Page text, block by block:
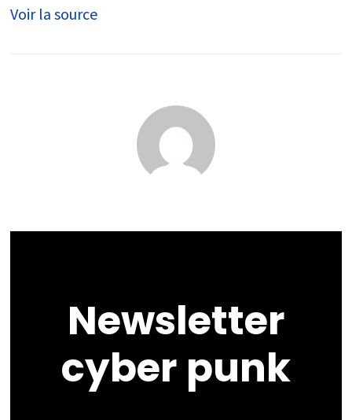
Voir la source
Newsletter
cyber punk